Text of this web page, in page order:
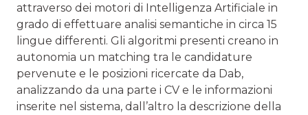
attraverso dei motori di Intelli­genza Artificiale in
grado di effettuare analisi semantiche in circa 15
lingue differenti. Gli algoritmi presenti creano in
autonomia un matching tra le candidature
pervenute e le posizioni ricercate da Dab,
analizzando da una parte i CV e le informazioni
inserite nel sistema, dall’altro la descrizio­ne della